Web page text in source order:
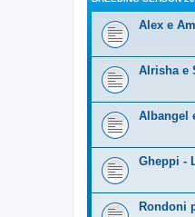
Alex e
Alrisha e
Albangel
Gheppi -
Rondoni